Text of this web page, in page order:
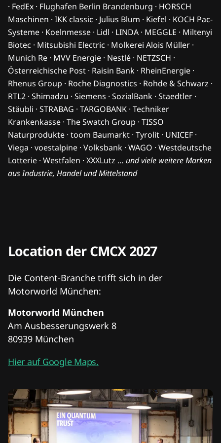
· FedEx · Flughafen Berlin Brandenburg · HORSCH
Maschinen · IKK classic · Julius Blum · Kiefel · KOCH Pac-
Systeme · Koelnmesse · Lidl · LINDA · MEGGLE · Miltenyi
Biotec · Mitsubishi Electric · Molkerei Alois Müller ·
Munich Re · MVV Energie · Nestlé · NETZSCH ·
Österreichische Post · Raisin Bank · RheinEnergie ·
Rhenus Group · Roche Diagnostics · Rohde & Schwarz ·
RTL2 · Shimadzu · Siemens · SozialBank · Staedtler ·
Stäubli · STRABAG · TARGOBANK · Techniker
Krankenkasse · The Swatch Group · TISSO
Naturprodukte · toom Baumarkt · Tyrolit · UNICEF ·
Viega · voestalpine · Volksbank · WAGO · Westdeutsche
Lotterie · Westfalen · XXXLutz … und viele weitere Marken
aus Industrie, Handel und Mittelstand
Location der CMCX 2027
Die Content-Branche trifft sich in der
Motorworld München:
Motorworld München
Am Ausbesserungswerk 8
80939 München
Hier auf Google Maps.